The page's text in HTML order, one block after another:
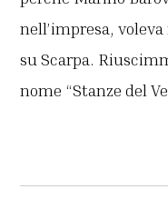
nell’impresa,
su Scarpa.
nome “Stanze del